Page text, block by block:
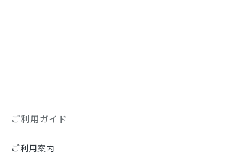
ご利用ガイド
ご利用案内